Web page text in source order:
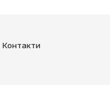
Контакти